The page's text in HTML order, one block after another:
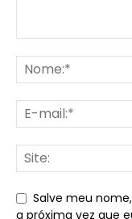
Salve meu
a próxima vez que